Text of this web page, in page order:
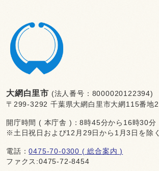
大網白里市 (法人番号：8000020122394)
〒299-3292 千葉県大網白里市大網115番地2
開庁時間 ( 本庁舎 )：8時45分から16時30分
※土日祝日および12月29日から1月3日を除く
電話：0475-70-0300 ( 総合案内 )
ファクス:0475-72-8454